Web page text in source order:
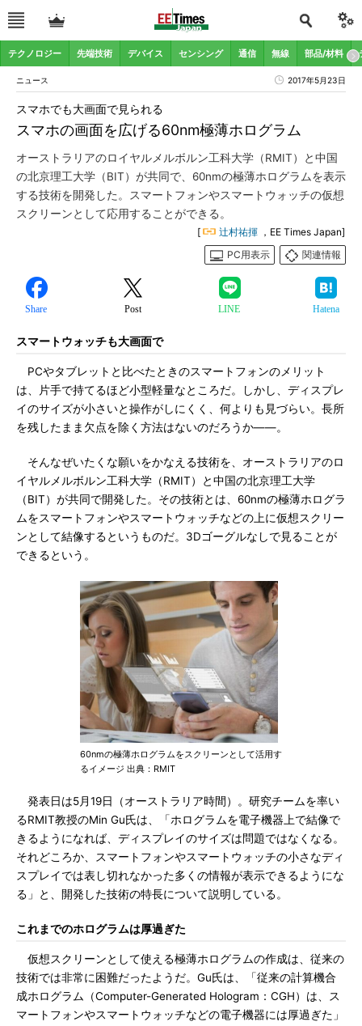
テクノロジー 先端技術 デバイス センシング 通信 無線 部品/材料
ニュース 2017年5月23日
スマホの画面を広げる60nm極薄ホログラム
スマホでも大画面で見られる
オーストラリアのロイヤルメルボルン工科大学（RMIT）と中国
の北京理工大学（BIT）が共同で、60nmの極薄ホログラムを表示
する技術を開発した。スマートフォンやスマートウォッチの仮想
スクリーンとして応用することができる。
[ 辻村祐揮 ，EE Times Japan]
PC用表示
関連情報
Share Post LINE Hatena
スマートウォッチも大画面で
PCやタブレットと比べたときのスマートフォンのメリット
は、片手で持てるほど小型軽量なところだ。しかし、ディスプレ
イのサイズが小さいと操作がしにくく、何よりも見づらい。長所
を残したまま欠点を除く方法はないのだろうか――。
そんなぜいたくな願いをかなえる技術を、オーストラリアのロ
イヤルメルボルン工科大学（RMIT）と中国の北京理工大学
（BIT）が共同で開発した。その技術とは、60nmの極薄ホログラ
ムをスマートフォンやスマートウォッチなどの上に仮想スクリー
ンとして結像するというものだ。3Dゴーグルなしで見ることが
できるという。
60nmの極薄ホログラムをスクリーンとして活用す
るイメージ 出典：RMIT
発表日は5月19日（オーストラリア時間）。研究チームを率い
るRMIT教授のMin Gu氏は、「ホログラムを電子機器上で結像で
きるようになれば、ディスプレイのサイズは問題ではなくなる。
それどころか、スマートフォンやスマートウォッチの小さなディ
スプレイでは表し切れなかった多くの情報が表示できるようにな
る」と、開発した技術の特長について説明している。
これまでのホログラムは厚過ぎた
仮想スクリーンとして使える極薄ホログラムの作成は、従来の
技術では非常に困難だったようだ。Gu氏は、「従来の計算機合
成ホログラム（Computer-Generated Hologram：CGH）は、ス
マートフォンやスマートウォッチなどの電子機器には厚過ぎた」